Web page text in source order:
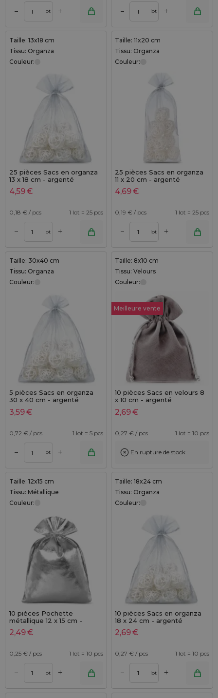
– lot + – lot +
Taille: 13x18 cm
Tissu: Organza
Couleur:
25 pièces Sacs en organza
13 x 18 cm - argenté
4,59€
0,18 € / pcs 1 lot = 25 pcs
– lot +
Taille: 11x20 cm
Tissu: Organza
Couleur:
25 pièces Sacs en organza
11 x 20 cm - argenté
4,69€
0,19 € / pcs 1 lot = 25 pcs
– lot +
Taille: 30x40 cm
Tissu: Organza
Couleur:
5 pièces Sacs en organza
30 x 40 cm - argenté
3,59€
0,72 € / pcs 1 lot = 5 pcs
– lot +
Taille: 8x10 cm
Tissu: Velours
Couleur:
Meilleure vente
10 pièces Sacs en velours 8
x 10 cm - argenté
2,69€
0,27 € / pcs 1 lot = 10 pcs
En rupture de stock
Taille: 12x15 cm
Tissu: Métallique
Couleur:
10 pièces Pochette
métallique 12 x 15 cm -
argenté
2,49€
0,25 € / pcs 1 lot = 10 pcs
– lot +
Taille: 18x24 cm
Tissu: Organza
Couleur:
10 pièces Sacs en organza
18 x 24 cm - argenté
2,69€
0,27 € / pcs 1 lot = 10 pcs
– lot +